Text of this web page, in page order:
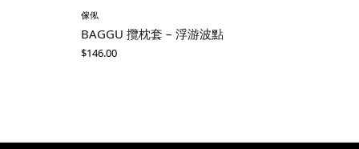
傢俬
BAGGU 攬枕套 – 浮游波點
$146.00